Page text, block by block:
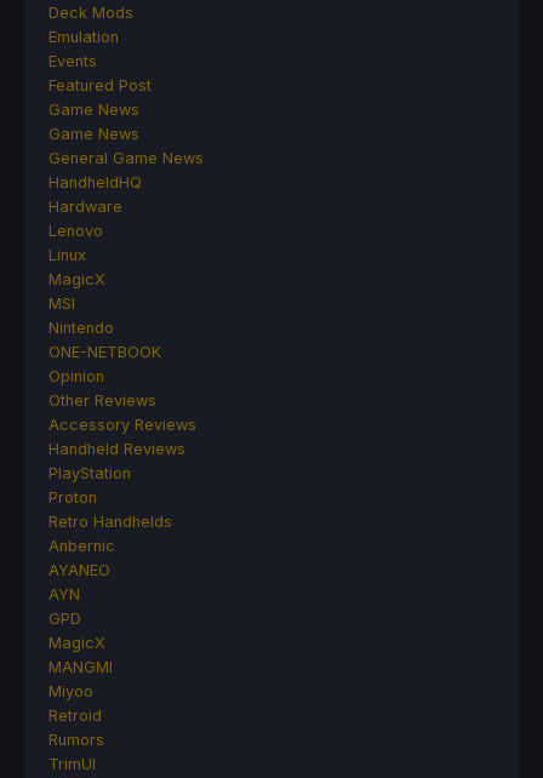
Deck Mods
Emulation
Events
Featured Post
Game News
Game News
General Game News
HandheldHQ
Hardware
Lenovo
Linux
MagicX
MSI
Nintendo
ONE-NETBOOK
Opinion
Other Reviews
Accessory Reviews
Handheld Reviews
PlayStation
Proton
Retro Handhelds
Anbernic
AYANEO
AYN
GPD
MagicX
MANGMI
Miyoo
Retroid
Rumors
TrimUI